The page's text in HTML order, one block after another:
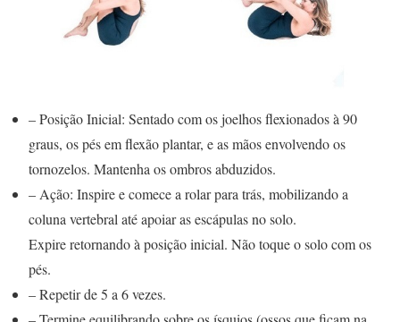
– Posição Inicial: Sentado com os joelhos flexionados à 90
graus, os pés em flexão plantar, e as mãos envolvendo os
tornozelos. Mantenha os ombros abduzidos.
– Ação: Inspire e comece a rolar para trás, mobilizando a
coluna vertebral até apoiar as escápulas no solo.
Expire retornando à posição inicial. Não toque o solo com os
pés.
– Repetir de 5 a 6 vezes.